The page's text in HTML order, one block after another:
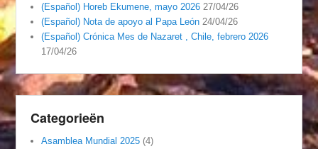
(Español) Horeb Ekumene, mayo 2026 27/04/26
(Español) Nota de apoyo al Papa León 24/04/26
(Español) Crónica Mes de Nazaret , Chile, febrero 2026
17/04/26
Categorieën
Asamblea Mundial 2025 (4)